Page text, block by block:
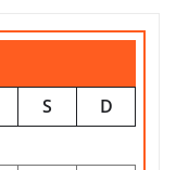
S
D